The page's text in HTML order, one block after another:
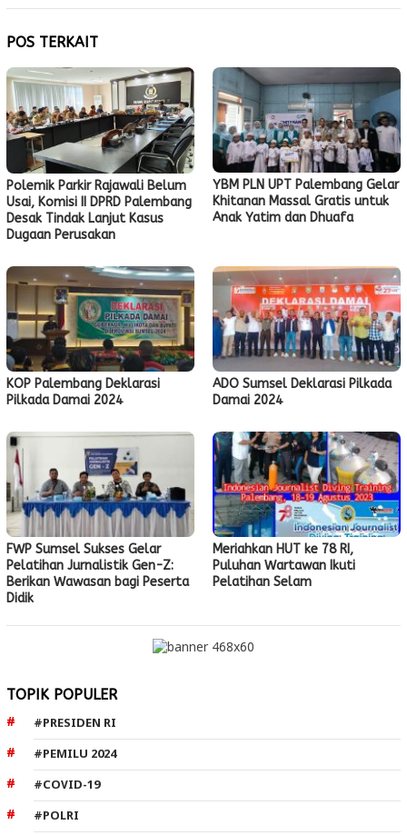
POS TERKAIT
Polemik Parkir Rajawali Belum
Usai, Komisi II DPRD Palembang
Desak Tindak Lanjut Kasus
Dugaan Perusakan
YBM PLN UPT Palembang Gelar
Khitanan Massal Gratis untuk
Anak Yatim dan Dhuafa
KOP Palembang Deklarasi
Pilkada Damai 2024
ADO Sumsel Deklarasi Pilkada
Damai 2024
FWP Sumsel Sukses Gelar
Pelatihan Jurnalistik Gen-Z:
Berikan Wawasan bagi Peserta
Didik
Meriahkan HUT ke 78 RI,
Puluhan Wartawan Ikuti
Pelatihan Selam
TOPIK POPULER
#PRESIDEN RI
#PEMILU 2024
#COVID-19
#POLRI